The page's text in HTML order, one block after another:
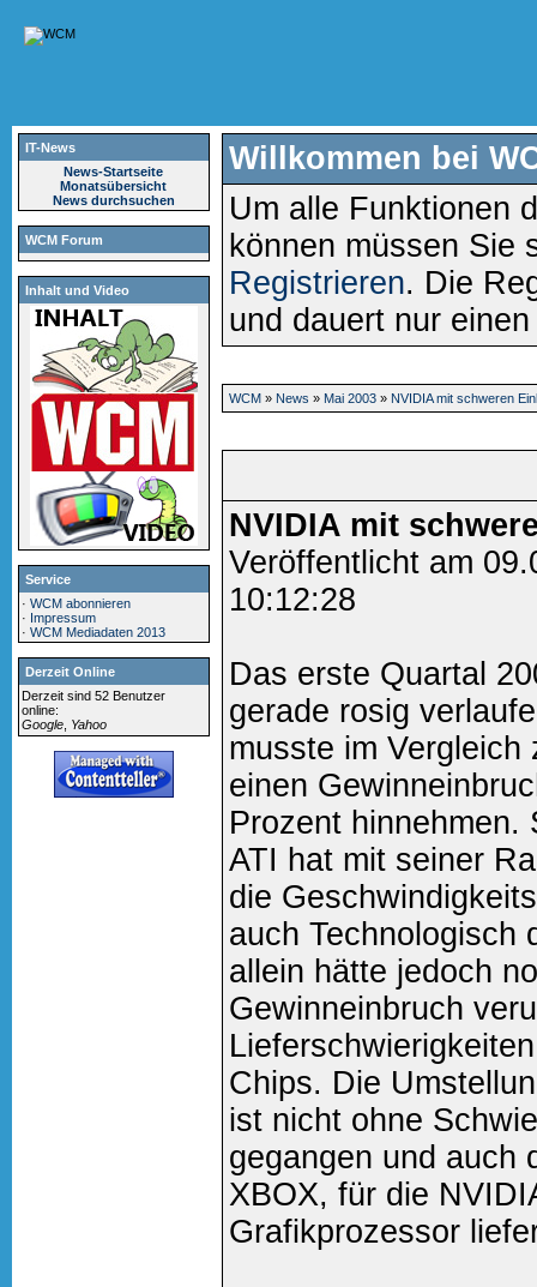
IT-News
News-Startseite
Monatsübersicht
News durchsuchen
WCM Forum
Inhalt und Video
Service
·WCM abonnieren
· Impressum
·WCM Mediadaten 2013
Derzeit Online
Derzeit sind 52 Benutzer
online:
Google Yahoo
Willkommen bei
Um alle Funktionen
können müssen Sie
Registrieren. Die
und dauert nur
WCM» News » Mai 2003» NVIDIA mit schweren
NVIDIA mit
Veröffentlicht am
10:12:28
Das erste Quartal
gerade rosig
musste im Vergleich
einen
Prozent hinnehmen.
ATI hat mit seiner
die
auch Technologisch
allein hätte jedoch
Gewinneinbruch
Chips. Die
ist nicht ohne
gegangen und auch
XBOX, für die
Grafikprozessor